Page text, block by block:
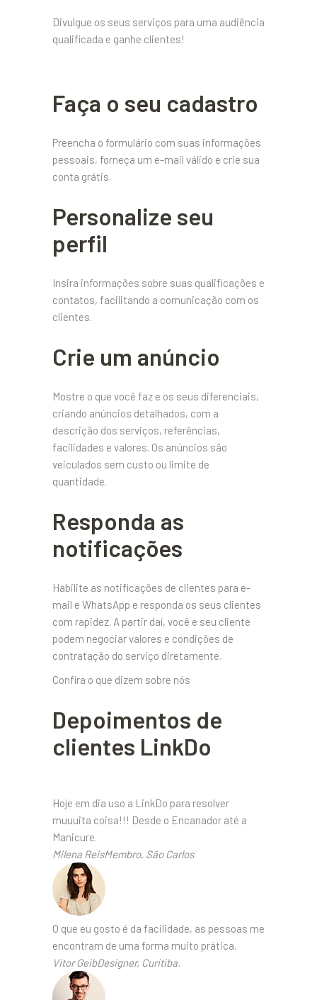
Divulgue os seus serviços para uma audiência
qualificada e ganhe clientes!
Faça o seu cadastro
Preencha o formulário com suas informações
pessoais, forneça um e-mail válido e crie sua
conta grátis.
Personalize seu
perfil
Insira informações sobre suas qualificações e
contatos, facilitando a comunicação com os
clientes.
Crie um anúncio
Mostre o que você faz e os seus diferenciais,
criando anúncios detalhados, com a
descrição dos serviços, referências,
facilidades e valores. Os anúncios são
veiculados sem custo ou limite de
quantidade.
Responda as
notificações
Habilite as notificações de clientes para e-
mail e WhatsApp e responda os seus clientes
com rapidez. A partir daí, você e seu cliente
podem negociar valores e condições de
contratação do serviço diretamente.
Confira o que dizem sobre nós
Depoimentos de
clientes LinkDo
Hoje em dia uso a LinkDo para resolver
muuuita coisa!!! Desde o Encanador até a
Manicure.
Milena ReisMembro, São Carlos
O que eu gosto é da facilidade, as pessoas me
encontram de uma forma muito prática.
Vitor GeibDesigner, Curitiba.